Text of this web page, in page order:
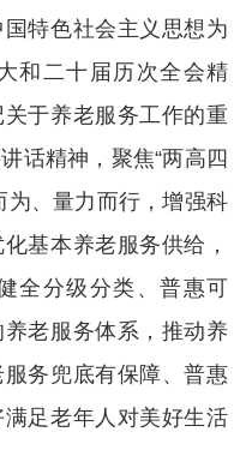
特色社会主义思想为
和二十届历次全会精
于养老服务工作的重
话精神，聚焦“两高四
为、量力而行，增强科
基本养老服务供给，
全分级分类、普惠可
老服务体系，推动养
务兜底有保障、普惠
足老年人对美好生活